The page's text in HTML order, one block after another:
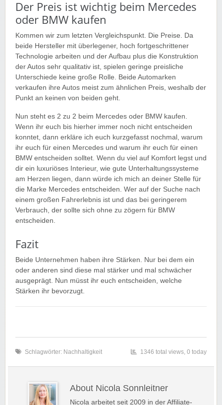
Der Preis ist wichtig beim Mercedes
oder BMW kaufen
Kommen wir zum letzten Vergleichspunkt. Die Preise. Da
beide Hersteller mit überlegener, hoch fortgeschrittener
Technologie arbeiten und der Aufbau plus die Konstruktion
der Autos sehr qualitativ ist, spielen geringe preisliche
Unterschiede keine große Rolle. Beide Automarken
verkaufen ihre Autos meist zum ähnlichen Preis, weshalb der
Punkt an keinen von beiden geht.
Nun steht es 2 zu 2 beim Mercedes oder BMW kaufen.
Wenn ihr euch bis hierher immer noch nicht entscheiden
konntet, dann erkläre ich euch kurzgefasst nochmal, warum
ihr euch für einen Mercedes und warum ihr euch für einen
BMW entscheiden solltet. Wenn du viel auf Komfort legst und
dir ein luxuriöses Interieur, wie gute Unterhaltungssysteme
am Herzen liegen, dann würde ich mich an deiner Stelle für
die Marke Mercedes entscheiden. Wer auf der Suche nach
einem großen Fahrerlebnis ist und das bei geringerem
Verbrauch, der sollte sich ohne zu zögern für BMW
entscheiden.
Fazit
Beide Unternehmen haben ihre Stärken. Nur bei dem ein
oder anderen sind diese mal stärker und mal schwächer
ausgeprägt. Nun müsst ihr euch entscheiden, welche
Stärken ihr bevorzugt.
Schlagwörter: Nachhaltigkeit 1346 total views, 0 today
About Nicola Sonnleitner
Nicola arbeitet seit 2009 in der Affiliate-